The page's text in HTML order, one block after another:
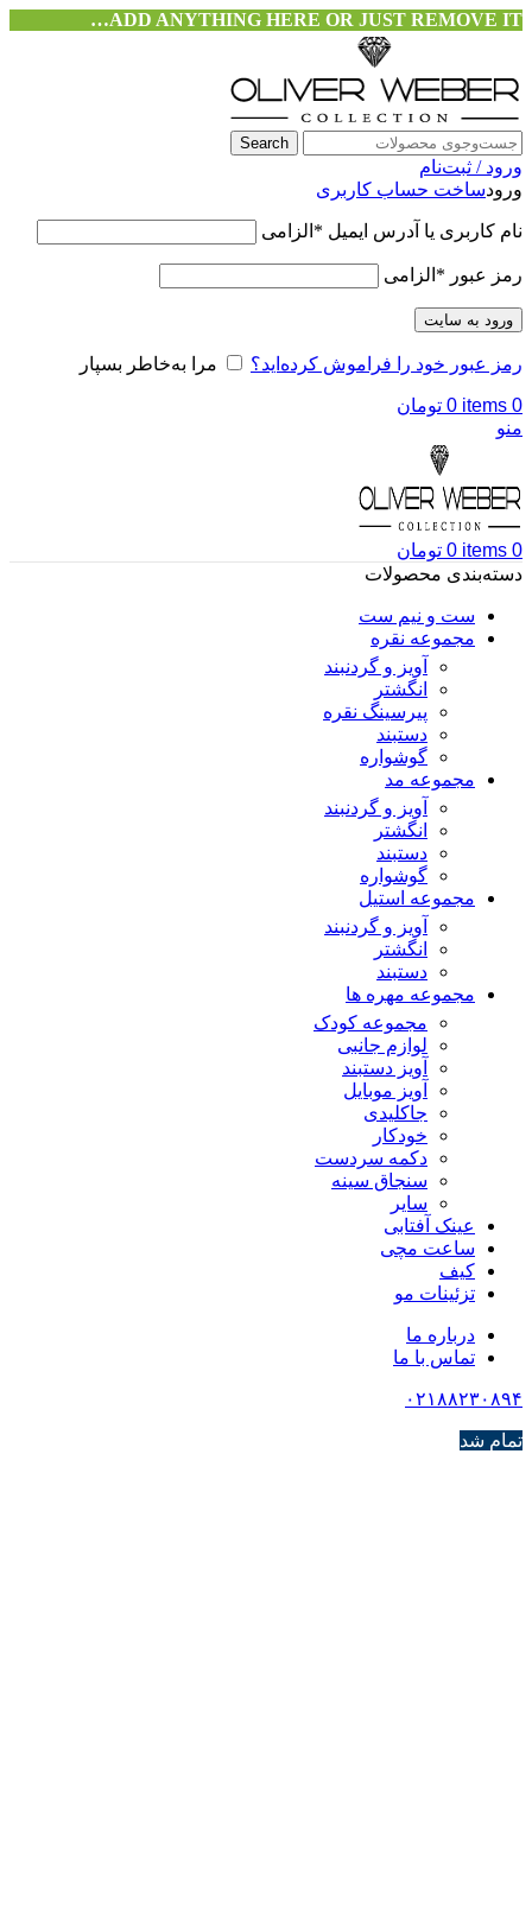
ADD ANYTHING HERE OR JUST REMOVE IT…
Search
ورود / ثبت‌نام
ورودساخت حساب کاربری
نام کاربری یا آدرس ایمیل * الزامی
رمز عبور * الزامی
ورود به سایت
رمز عبور خود را فراموش کرده‌اید؟ مرا به‌خاطر بسپار
0
items
0 تومان
منو
0
items
0 تومان
دسته‌بندی محصولات
ست و نیم ست
مجموعه نقره
آویز و گردنبند
انگشتر
پیرسینگ نقره
دستبند
گوشواره
مجموعه مد
آویز و گردنبند
انگشتر
دستبند
گوشواره
مجموعه استیل
آویز و گردنبند
انگشتر
دستبند
مجموعه مهره ها
مجموعه کودک
لوازم جانبی
آویز دستبند
آویز موبایل
جاکلیدی
خودکار
دکمه سردست
سنجاق سینه
سایر
عینک آفتابی
ساعت مچی
کیف
تزئینات مو
درباره ما
تماس با ما
۰۲۱۸۸۲۳۰۸۹۴
تمام شد